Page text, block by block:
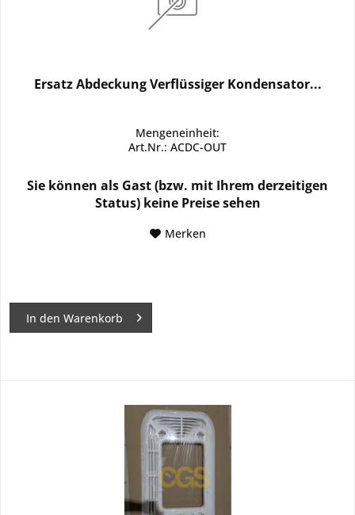
Ersatz Abdeckung Verflüssiger Kondensator...
Mengeneinheit:
Art.Nr.: ACDC-OUT
Sie können als Gast (bzw. mit Ihrem derzeitigen
Status) keine Preise sehen
Merken
In den Warenkorb